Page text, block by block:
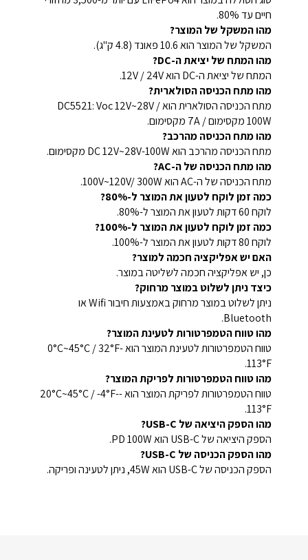
חיים עד 80%.
מהו המשקל של המוצר?
המשקל של המוצר הוא 10.6 פאונד (4.8 ק"ג).
מהו המתח של יציאת ה-DC?
המתח של יציאת ה-DC הוא 12V / 24V.
מהו מתח הכניסה הסולארית?
מתח הכניסה הסולארית הוא DC5521: Voc 12V~28V /
100W מקסימום / 7A מקסימום.
מהו מתח הכניסה מהרכב?
מתח הכניסה מהרכב הוא DC 12V~28V-100W מקסימום.
מהו מתח הכניסה של ה-AC?
מתח הכניסה של ה-AC הוא 100V~120V/ 300W.
כמה זמן לוקח לטעון את המוצר ל-80%?
לוקח 60 דקות לטעון את המוצר ל-80%.
כמה זמן לוקח לטעון את המוצר ל-100%?
לוקח 80 דקות לטעון את המוצר ל-100%.
האם יש אפליקציה חכמה למוצר?
כן, יש אפליקציה חכמה לשליטה במוצר.
כיצד ניתן לשלוט במוצר מרחוק?
ניתן לשלוט במוצר מרחוק באמצעות חיבור Wifi או
Bluetooth.
מהו טווח הטמפרטורות לטעינת המוצר?
טווח הטמפרטורות לטעינת המוצר הוא 0°C~45°C / 32°F-
113°F.
מהו טווח הטמפרטורות לפריקת המוצר?
טווח הטמפרטורות לפריקת המוצר הוא -20°C~45°C / -4°F-
113°F.
מהו הספק היציאה של USB-C?
הספק היציאה של USB-C הוא PD 100W.
מהו הספק הכניסה של USB-C?
הספק הכניסה של USB-C הוא 45W, ניתן לטעינה ופריקה.